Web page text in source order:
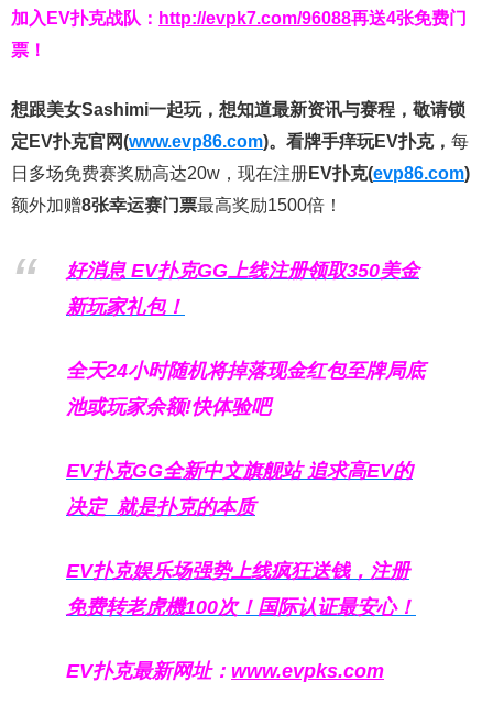
加入EV扑克战队： http://evpk7.com/96088再送4张免费门
票！
想跟美女Sashimi一起玩， 想知道最新资讯与赛程， 敬请锁
定EV扑克官网(www.evp86.com)。 看牌手痒玩EV扑克， 每
日多场免费赛奖励高达20w，现在注册EV扑克(evp86.com)
额外加赠8张幸运赛门票最高奖励1500倍！
好消息 EV扑克GG上线注册领取350美金
新玩家礼包！
全天24小时随机将掉落现金红包至牌局底
池或玩家余额!快体验吧
EV扑克GG全新中文旗舰站追求高EV的
决定 就是扑克的本质
EV扑克娱乐场强势上线疯狂送钱，注册
免费转老虎機100次！国际认证最安心！
EV扑克最新网址： www.evpks.com